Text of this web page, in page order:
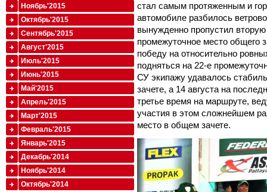
стал самым протяженным и
автомобиле разбилось
вынужденно пропустил
промежуточное место общего
победу на относительно
подняться на 22-е
СУ экипажу удавалось
зачете, а 14 августа на
третье время на маршруте,
участия в этом сложнейшем
место в общем зачете.
Ноябрь'2015
Октябрь'2015
Сентябрь'2015
Август'2015
Июль'2015
Июнь'2015
Май'2015
Апрель'2015
Март'2015
Февраль'2015
Январь'2015
Декабрь'2014
Ноябрь'2014
Октябрь'2014